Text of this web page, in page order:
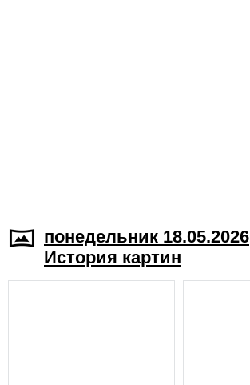
понедельник 18.05.2026
История картин